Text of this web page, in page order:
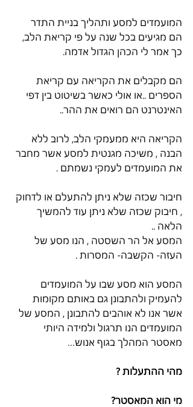
המועמדים למסע ותהליך בניית התדר
הם מגיעים בכל שנה על פי קריאת הלב,
כך אמר לי הכהן הגדול אדמה.
הם מקבלים את הקריאה עם קריאת
הספרים ..או אולי כאשר בשיטוט בין דפי
האינטרנט הם רואים את ההר..
הקריאה היא ממעמקי הלב, לרוב ללא
הבנה , משיכה מגנטית למסע אשר מחבר
את המועמדים לעמקי נשמתם .
חיבור שכזה שלא ניתן להתעלם או לדחוק
, חיבוק שכזה שלא ניתן עוד להמשיך
הלאה ..
המסע אל הר השסטה , הנו מסע של
העזה- הקשבה- המסרות .
המסע הוא מסע שבו על המועמדים
להעמיק ולהתבונן גם באותם מקומות
אשר אנו לא אוהבים להתבונן , המסע של
המועמדים הנו תרגול ולמידה היותי
מאסטר המהלך בגוף אנוש…
מהי ההתעלות ?
מי הוא המאסטר?